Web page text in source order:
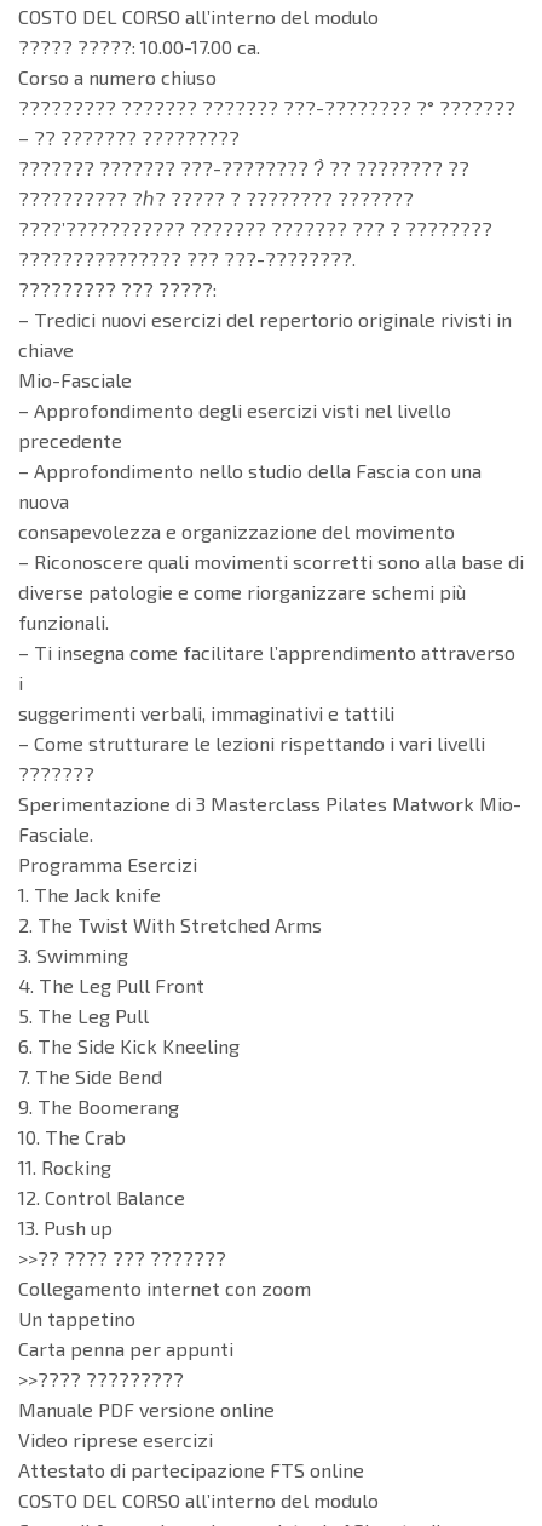
COSTO DEL CORSO all’interno del modulo
????? ?????: 10.00-17.00 ca.
Corso a numero chiuso
????????? ??????? ??????? ???-???????? ?° ???????
– ?? ??????? ?????????
??????? ??????? ???-???????? ?̀ ?? ???????? ??
?????????? ?ℎ? ????? ? ???????? ???????
????’??????????? ??????? ??????? ??? ? ????????
??????????????? ??? ???-????????.
????????? ??? ?????:
– Tredici nuovi esercizi del repertorio originale rivisti in
chiave
Mio-Fasciale
– Approfondimento degli esercizi visti nel livello
precedente
– Approfondimento nello studio della Fascia con una
nuova
consapevolezza e organizzazione del movimento
– Riconoscere quali movimenti scorretti sono alla base di
diverse patologie e come riorganizzare schemi più
funzionali.
– Ti insegna come facilitare l’apprendimento attraverso
i
suggerimenti verbali, immaginativi e tattili
– Come strutturare le lezioni rispettando i vari livelli
???????
Sperimentazione di 3 Masterclass Pilates Matwork Mio-
Fasciale.
Programma Esercizi
1. The Jack knife
2. The Twist With Stretched Arms
3. Swimming
4. The Leg Pull Front
5. The Leg Pull
6. The Side Kick Kneeling
7. The Side Bend
9. The Boomerang
10. The Crab
11. Rocking
12. Control Balance
13. Push up
>>?? ???? ??? ???????
Collegamento internet con zoom
Un tappetino
Carta penna per appunti
>>???? ?????????
Manuale PDF versione online
Video riprese esercizi
Attestato di partecipazione FTS online
COSTO DEL CORSO all’interno del modulo